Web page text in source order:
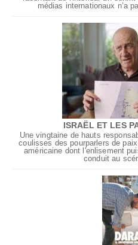
médias internationaux n’a
ISRAËL ET LES
Une vingtaine de hauts
coulisses des pourparlers de
américaine dont l'enlisement
conduit au